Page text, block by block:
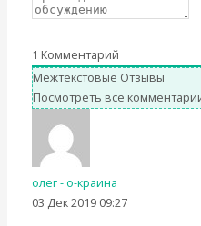
1 Комментарий
Межтекстовые Отзывы
Посмотреть все
олег - о-краина
03 Дек 2019 09:27